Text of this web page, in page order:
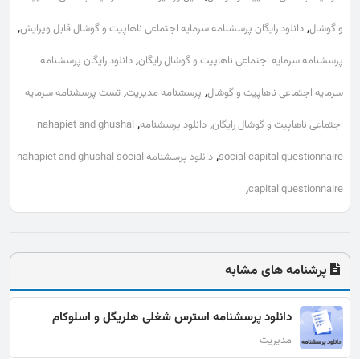
و گوشال, دانلود رایگان پرسشنامه سرمایه اجتماعی ناهاپیت و گوشال قابل ویرایش,
پرسشنامه سرمایه اجتماعی ناهاپیت و گوشال رایگان, دانلود رایگان پرسشنامه
سرمایه اجتماعی ناهاپیت و گوشال, پرسشنامه مدیریت, تست پرسشنامه سرمایه
اجتماعی ناهاپیت و گوشال رایگان, دانلود پرسشنامه,
nahapiet and ghushal
social capital questionnaire
,
دانلود پرسشنامه nahapiet and ghushal social
capital questionnaire
,
پرشنامه های مشابه
دانلود پرسشنامه استرس شغلی هلریگل و اسلوکام
مدیریت